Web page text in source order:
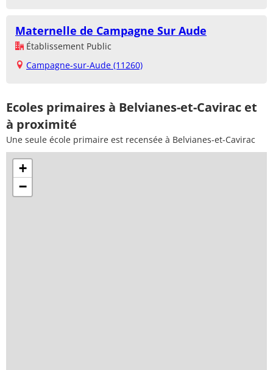
Maternelle de Campagne Sur Aude
Établissement Public
Campagne-sur-Aude (11260)
Ecoles primaires à Belvianes-et-Cavirac et
à proximité
Une seule école primaire est recensée à Belvianes-et-Cavirac
+
−